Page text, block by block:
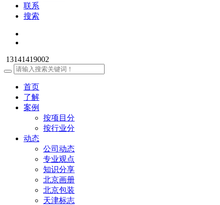
联系
搜索
13141419002
首页
了解
案例
按项目分
按行业分
动态
公司动态
专业观点
知识分享
北京画册
北京包装
天津标志